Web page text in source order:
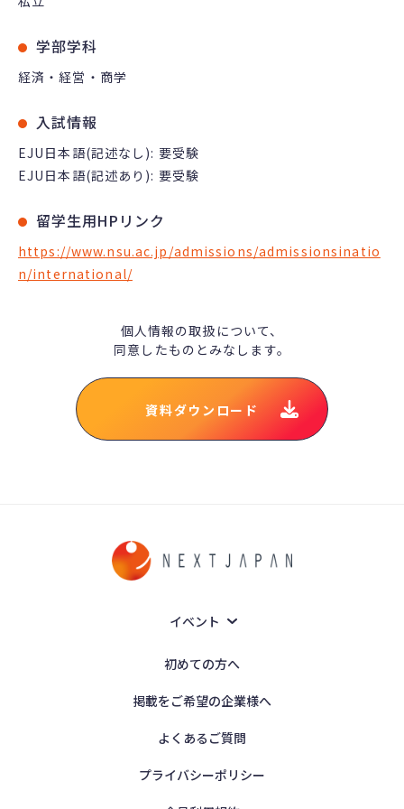
学部学科
経済・経営・商学
入試情報
EJU日本語(記述なし): 要受験
EJU日本語(記述あり): 要受験
留学生用HPリンク
https://www.nsu.ac.jp/admissions/admissionsinatio
n/international/
個人情報の取扱について、
同意したものとみなします。
資料ダウンロード
イベント
初めての方へ
掲載をご希望の企業様へ
よくあるご質問
プライバシーポリシー